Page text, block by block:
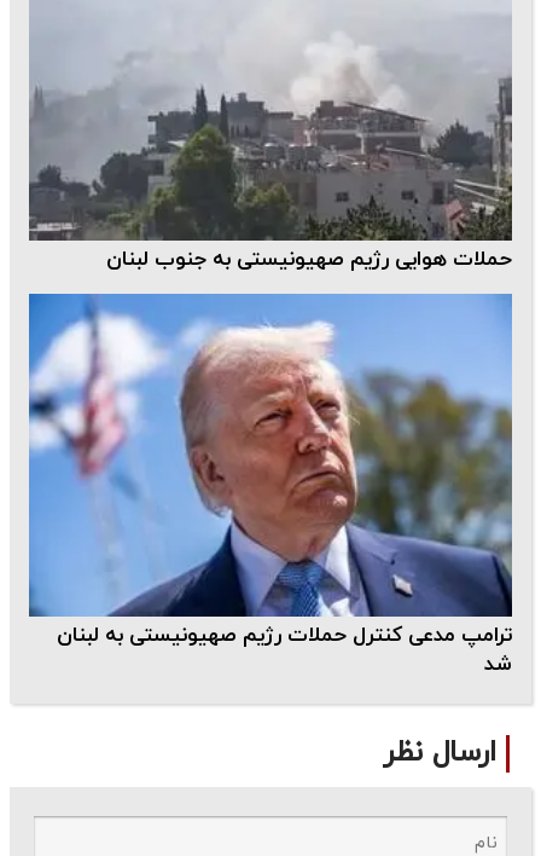
حملات هوایی رژیم صهیونیستی به جنوب لبنان
ترامپ مدعی کنترل حملات رژیم صهیونیستی به لبنان
شد
ارسال نظر